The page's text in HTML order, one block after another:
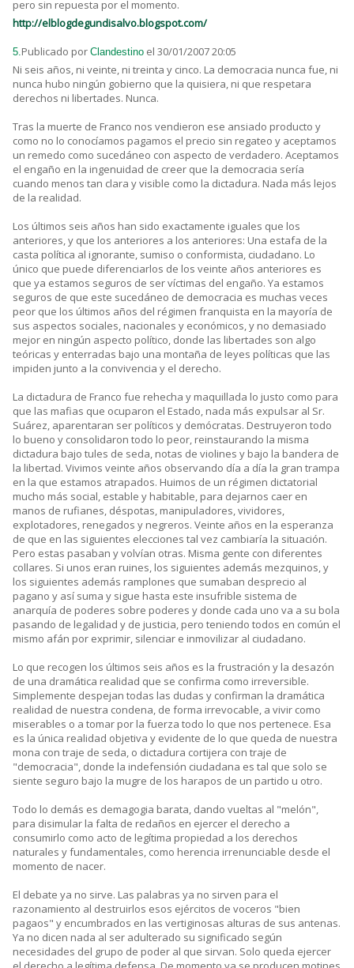
pero sin repuesta por el momento.
http://elblogdegundisalvo.blogspot.com/
5.Publicado por Clandestino el 30/01/2007 20:05
Ni seis años, ni veinte, ni treinta y cinco. La democracia nunca fue, ni
nunca hubo ningún gobierno que la quisiera, ni que respetara
derechos ni libertades. Nunca.
Tras la muerte de Franco nos vendieron ese ansiado producto y
como no lo conocíamos pagamos el precio sin regateo y aceptamos
un remedo como sucedáneo con aspecto de verdadero. Aceptamos
el engaño en la ingenuidad de creer que la democracia sería
cuando menos tan clara y visible como la dictadura. Nada más lejos
de la realidad.
Los últimos seis años han sido exactamente iguales que los
anteriores, y que los anteriores a los anteriores: Una estafa de la
casta política al ignorante, sumiso o conformista, ciudadano. Lo
único que puede diferenciarlos de los veinte años anteriores es
que ya estamos seguros de ser víctimas del engaño. Ya estamos
seguros de que este sucedáneo de democracia es muchas veces
peor que los últimos años del régimen franquista en la mayoría de
sus aspectos sociales, nacionales y económicos, y no demasiado
mejor en ningún aspecto político, donde las libertades son algo
teóricas y enterradas bajo una montaña de leyes políticas que las
impiden junto a la convivencia y el derecho.
La dictadura de Franco fue rehecha y maquillada lo justo como para
que las mafias que ocuparon el Estado, nada más expulsar al Sr.
Suárez, aparentaran ser políticos y demócratas. Destruyeron todo
lo bueno y consolidaron todo lo peor, reinstaurando la misma
dictadura bajo tules de seda, notas de violines y bajo la bandera de
la libertad. Vivimos veinte años observando día a día la gran trampa
en la que estamos atrapados. Huimos de un régimen dictatorial
mucho más social, estable y habitable, para dejarnos caer en
manos de rufianes, déspotas, manipuladores, vividores,
explotadores, renegados y negreros. Veinte años en la esperanza
de que en las siguientes elecciones tal vez cambiaría la situación.
Pero estas pasaban y volvían otras. Misma gente con diferentes
collares. Si unos eran ruines, los siguientes además mezquinos, y
los siguientes además ramplones que sumaban desprecio al
pagano y así suma y sigue hasta este insufrible sistema de
anarquía de poderes sobre poderes y donde cada uno va a su bola
pasando de legalidad y de justicia, pero teniendo todos en común el
mismo afán por exprimir, silenciar e inmovilizar al ciudadano.
Lo que recogen los últimos seis años es la frustración y la desazón
de una dramática realidad que se confirma como irreversible.
Simplemente despejan todas las dudas y confirman la dramática
realidad de nuestra condena, de forma irrevocable, a vivir como
miserables o a tomar por la fuerza todo lo que nos pertenece. Esa
es la única realidad objetiva y evidente de lo que queda de nuestra
mona con traje de seda, o dictadura cortijera con traje de
"democracia", donde la indefensión ciudadana es tal que solo se
siente seguro bajo la mugre de los harapos de un partido u otro.
Todo lo demás es demagogia barata, dando vueltas al "melón",
para disimular la falta de redaños en ejercer el derecho a
consumirlo como acto de legítima propiedad a los derechos
naturales y fundamentales, como herencia irrenunciable desde el
momento de nacer.
El debate ya no sirve. Las palabras ya no sirven para el
razonamiento al destruirlos esos ejércitos de voceros "bien
pagaos" y encumbrados en las vertiginosas alturas de sus antenas.
Ya no dicen nada al ser adulterado su significado según
necesidades del grupo de poder al que sirvan. Solo queda ejercer